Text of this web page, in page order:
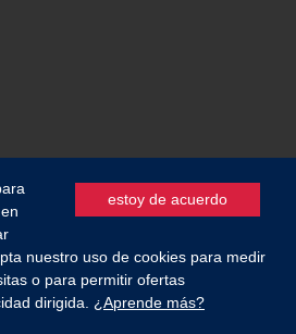
a ofertas exclusivas
antes que otras.
INICIAR SESIÓN
estoy de acuerdo
nuestro uso de cookies para medir
o para permitir ofertas
dirigida. ¿Aprende más?